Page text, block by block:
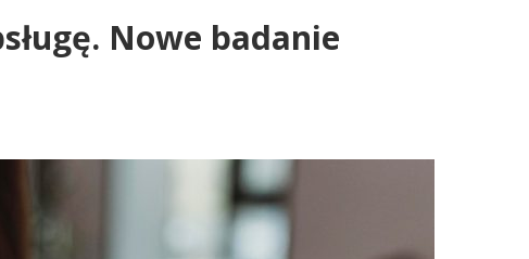
Nowe badanie